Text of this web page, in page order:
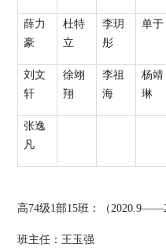
薛力
豪
杜特
立
李玥
彤
单于
刘文
轩
徐翊
翔
李祖
海
杨靖
琳
张逸
凡
高74级1部15班：（2020.9——
班主任：王玉强